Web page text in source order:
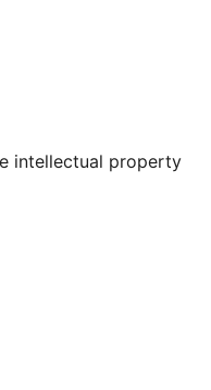
besuchen
Konto besuchen
intellectual property